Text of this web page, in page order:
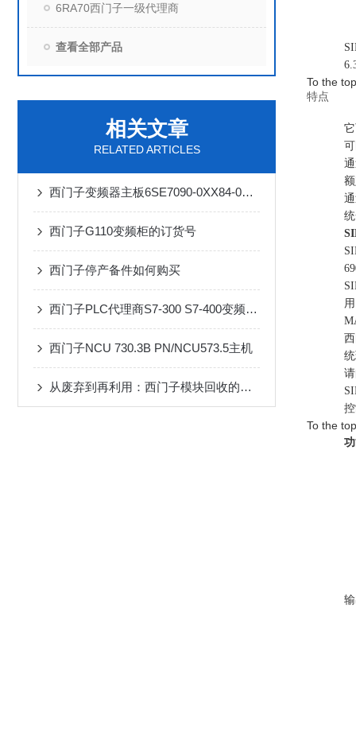
6RA70西门子一级代理商
查看全部产品
相关文章
RELATED ARTICLES
西门子变频器主板6SE7090-0XX84-0AB0代理商
西门子G110变频柜的订货号
西门子停产备件如何购买
西门子PLC代理商S7-300 S7-400变频器电缆代理商
西门子NCU 730.3B PN/NCU573.5主机
从废弃到再利用：西门子模块回收的重要性
To the
特点
To the